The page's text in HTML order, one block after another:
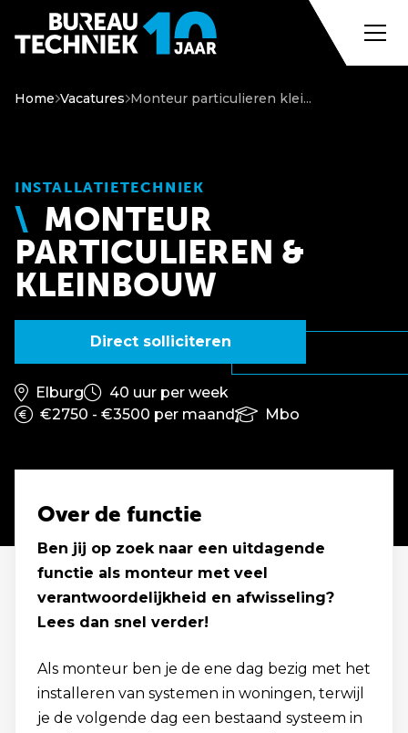
Home Vacatures Monteur particulieren klei...
INSTALLATIETECHNIEK
MONTEUR
PARTICULIEREN &
KLEINBOUW
Direct solliciteren
Elburg
40 uur per week
€2750 - €3500 per maand
Mbo
Over de functie
Ben jij op zoek naar een uitdagende
functie als monteur met veel
verantwoordelijkheid en afwisseling?
Lees dan snel verder!
Als monteur ben je de ene dag bezig met het
installeren van systemen in woningen, terwijl
je de volgende dag een bestaand systeem in